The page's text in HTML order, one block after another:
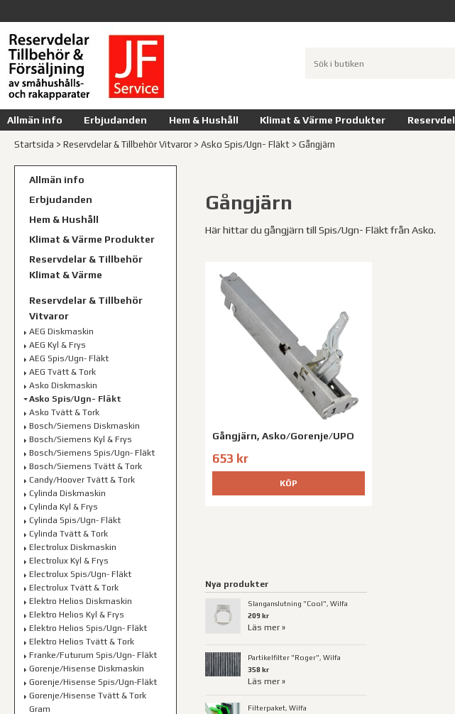
Allmän info Erbjudanden Hem & Hushåll Klimat & Värme Produkter
Startsida > Reservdelar & Tillbehör Vitvaror> Asko Spis/Ugn- Fläkt > Gångjärn
Allmän info
Erbjudanden
Hem & Hushåll
Klimat & Värme Produkter
Reservdelar & Tillbehör
Klimat & Värme
Reservdelar & Tillbehör
Vitvaror
AEG Diskmaskin
AEG Kyl & Frys
AEG Spis/Ugn- Fläkt
AEG Tvätt & Tork
Asko Diskmaskin
Asko Spis/Ugn- Fläkt
Asko Tvätt & Tork
Bosch/Siemens Diskmaskin
Bosch/Siemens Kyl & Frys
Bosch/Siemens Spis/Ugn- Fläkt
Bosch/Siemens Tvätt & Tork
Candy/Hoover Tvätt & Tork
Cylinda Diskmaskin
Cylinda Kyl & Frys
Cylinda Spis/Ugn- Fläkt
Cylinda Tvätt & Tork
Electrolux Diskmaskin
Electrolux Kyl & Frys
Electrolux Spis/Ugn- Fläkt
Electrolux Tvätt & Tork
Elektro Helios Diskmaskin
Elektro Helios Kyl & Frys
Elektro Helios Spis/Ugn- Fläkt
Elektro Helios Tvätt & Tork
Franke/Futurum Spis/Ugn- Fläkt
Gorenje/Hisense Diskmaskin
Gorenje/Hisense Spis/Ugn-Fläkt
Gorenje/Hisense Tvätt & Tork
Gram
Gångjärn
Här hittar du gångjärn till Spis/Ugn- Fläkt från Asko.
Gångjärn, Asko/Gorenje/UPO
653 kr
KÖP
Nya produkter
Slanganslutning "Cool", Wilfa
209 kr
Läs mer »
Partikelfilter "Roger", Wilfa
358 kr
Läs mer »
Filterpaket, Wilfa